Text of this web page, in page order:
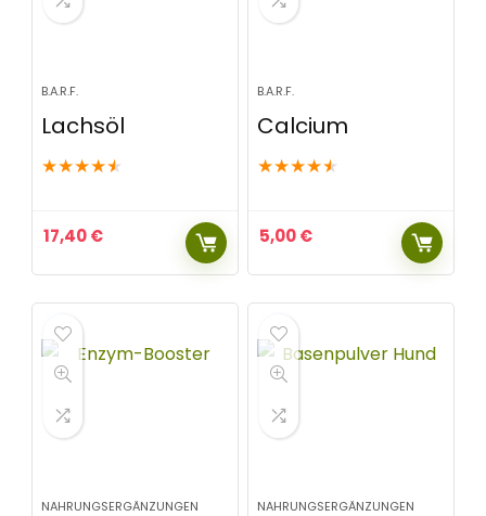
B.A.R.F.
Lachsöl
★★★★★
17,40€
B.A.R.F.
Calcium
★★★★★
5,00€
NAHRUNGSERGÄNZUNGEN NAHRUNGSERGÄNZUNGEN